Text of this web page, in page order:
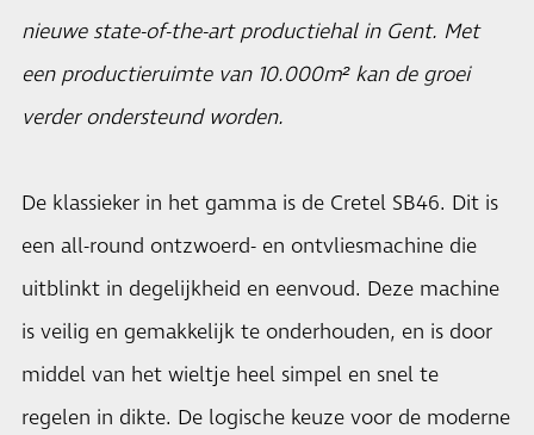
nieuwe state-of-the-art productiehal in Gent. Met
een productieruimte van 10.000m² kan de groei
verder ondersteund worden.
De klassieker in het gamma is de Cretel SB46. Dit is
een all-round ontzwoerd- en ontvliesmachine die
uitblinkt in degelijkheid en eenvoud. Deze machine
is veilig en gemakkelijk te onderhouden, en is door
middel van het wieltje heel simpel en snel te
regelen in dikte. De logische keuze voor de moderne